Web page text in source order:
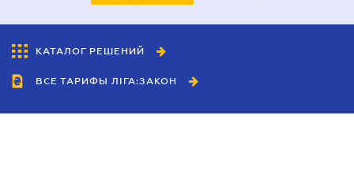
КАТАЛОГ РЕШЕНИЙ
ВСЕ ТАРИФЫ ЛІГА:ЗАКОН